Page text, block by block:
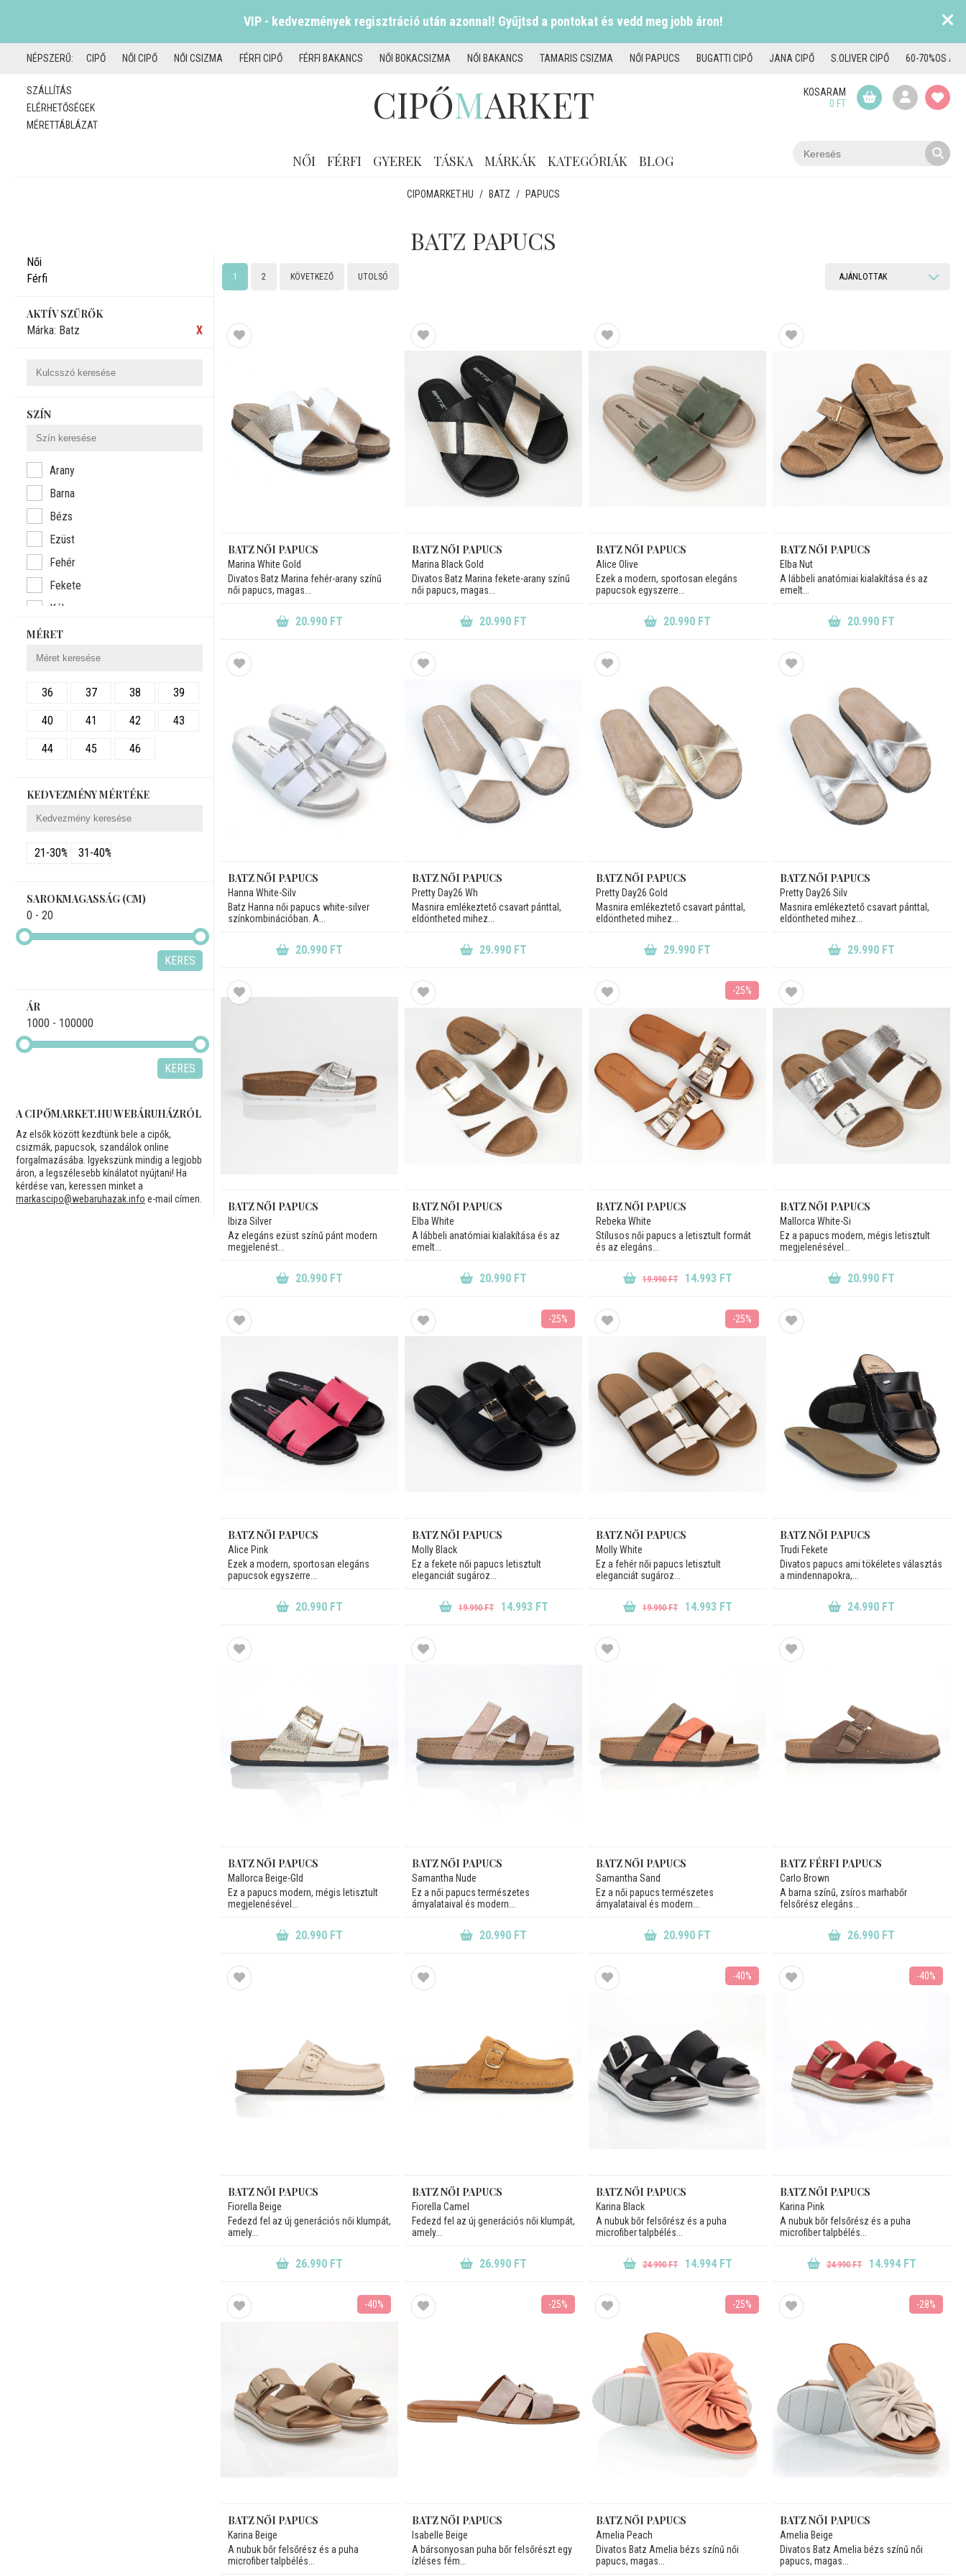
VIP - kedvezmények regisztráció után azonnal! Gyűjtsd a pontokat és vedd meg jobb áron!
NÉPSZERŰ: CIPŐ NŐI CIPŐ NŐI CSIZMA FÉRFI CIPŐ FÉRFI BAKANCS NŐI BOKACSIZMA NŐI BAKANCS TAMARIS CSIZMA NŐI PAPUCS BUGATTI CIPŐ JANA CIPŐ S.OLIVER CIPŐ 60-70%OS
SZÁLLÍTÁS
ELÉRHETŐSÉGEK
MÉRETTÁBLÁZAT
NŐI FÉRFI GYEREK TÁSKA MÁRKÁK KATEGÓRIÁK BLOG
KOSARAM
0 FT
CIPŐMARKET
CIPOMARKET.HU / BATZ / PAPUCS
BATZ PAPUCS
Női
Férfi
AKTÍV SZŰRŐK
Márka: Batz
X
SZÍN
Arany
Barna
Bézs
Ezüst
Fehér
Fekete
Kék
Lila
Narancssárga
Rózsaszín
Vegyes
Zöld
MÉRET
36 37 38 39
40 41 42 43
44 45 46
KEDVEZMÉNY MÉRTÉKE
21-30% 31-40%
SAROKMAGASSÁG (CM)
0 - 20
KERES
ÁR
1000 - 100000
KERES
A CIPŐMARKET.HU WEBÁRUHÁZRÓL
Az elsők között kezdtünk bele a cipők,
csizmák, papucsok, szandálok online
forgalmazásába. Igyekszünk mindig a legjobb
áron, a legszélesebb kínálatot nyújtani! Ha
kérdése van, keressen minket a
markascipo@webaruhazak.info e-mail címen.
1 2 KÖVETKEZŐ UTOLSÓ
BATZ NŐI PAPUCS
Marina White Gold
Divatos Batz Marina fehér-arany színű
női papucs, magas...
20.990 FT
BATZ NŐI PAPUCS
Marina Black Gold
Divatos Batz Marina fekete-arany színű
női papucs, magas...
20.990 FT
BATZ NŐI PAPUCS
Alice Olive
Ezek a modern, sportosan elegáns
papucsok egyszerre...
20.990 FT
BATZ NŐI PAPUCS
Elba Nut
A lábbeli anatómiai kialakítása és az
emelt...
20.990 FT
BATZ NŐI PAPUCS
Hanna White-Silv
Batz Hanna női papucs white-silver
színkombinációban. A...
20.990 FT
BATZ NŐI PAPUCS
Pretty Day26 Wh
Masnira emlékeztető csavart pánttal,
eldöntheted mihez...
29.990 FT
BATZ NŐI PAPUCS
Pretty Day26 Gold
Masnira emlékeztető csavart pánttal,
eldöntheted mihez...
29.990 FT
BATZ NŐI PAPUCS
Pretty Day26 Silv
Masnira emlékeztető csavart pánttal,
eldöntheted mihez...
29.990 FT
BATZ NŐI PAPUCS
Ibiza Silver
Az elegáns ezüst színű pánt modern
megjelenést...
20.990 FT
BATZ NŐI PAPUCS
Elba White
A lábbeli anatómiai kialakítása és az
emelt...
20.990 FT
-25%
BATZ NŐI PAPUCS
Rebeka White
Stílusos női papucs a letisztult formát
és az elegáns...
19.990 FT 14.993 FT
BATZ NŐI PAPUCS
Mallorca White-Si
Ez a papucs modern, mégis letisztult
megjelenésével...
20.990 FT
BATZ NŐI PAPUCS
Alice Pink
Ezek a modern, sportosan elegáns
papucsok egyszerre...
20.990 FT
-25%
BATZ NŐI PAPUCS
Molly Black
Ez a fekete női papucs letisztult
eleganciát sugároz...
19.990 FT 14.993 FT
-25%
BATZ NŐI PAPUCS
Molly White
Ez a fehér női papucs letisztult
eleganciát sugároz...
19.990 FT 14.993 FT
BATZ NŐI PAPUCS
Trudi Fekete
Divatos papucs ami tökéletes választás
a mindennapokra,...
24.990 FT
BATZ NŐI PAPUCS
Mallorca Beige-Gld
Ez a papucs modern, mégis letisztult
megjelenésével...
20.990 FT
BATZ NŐI PAPUCS
Samantha Nude
Ez a női papucs természetes
árnyalataival és modern...
20.990 FT
BATZ NŐI PAPUCS
Samantha Sand
Ez a női papucs természetes
árnyalataival és modern...
20.990 FT
BATZ FÉRFI PAPUCS
Carlo Brown
A barna színű, zsíros marhabőr
felsőrész elegáns...
26.990 FT
BATZ NŐI PAPUCS
Fiorella Beige
Fedezd fel az új generációs női klumpát,
amely...
26.990 FT
BATZ NŐI PAPUCS
Fiorella Camel
Fedezd fel az új generációs női klumpát,
amely...
26.990 FT
-40%
BATZ NŐI PAPUCS
Karina Black
A nubuk bőr felsőrész és a puha
microfiber talpbélés...
24.990 FT 14.994 FT
-40%
BATZ NŐI PAPUCS
Karina Pink
A nubuk bőr felsőrész és a puha
microfiber talpbélés...
24.990 FT 14.994 FT
-40%
BATZ NŐI PAPUCS
Karina Beige
A nubuk bőr felsőrész és a puha
microfiber talpbélés...
-25%
BATZ NŐI PAPUCS
Isabelle Beige
A bársonyosan puha bőr felsőrészt egy
ízléses fém...
-25%
BATZ NŐI PAPUCS
Amelia Peach
Divatos Batz Amelia bézs színű női
papucs, magas...
-28%
BATZ NŐI PAPUCS
Amelia Beige
Divatos Batz Amelia bézs színű női
papucs, magas...